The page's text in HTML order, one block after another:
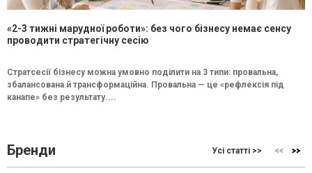
«2-3 тижні марудної роботи»: без чого бізнесу немає сенсу
проводити стратегічну сесію
Стратсесії бізнесу можна умовно поділити на 3 типи: провальна,
збалансована й трансформаційна. Провальна — це «рефлексія під
канапе» без результату....
Бренди Усі статті >>